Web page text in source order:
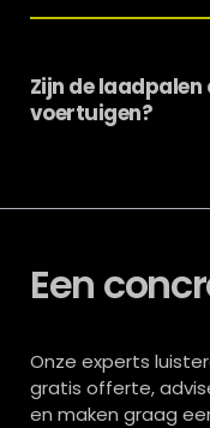
Via ons Reno E-
verbruik
Het split billing-
tussen privé- en
Zijn de
voertuigen?
de meeste
netwerken aan en
behoeften van je
Een
Onze experts
gratis offerte,
en maken graag